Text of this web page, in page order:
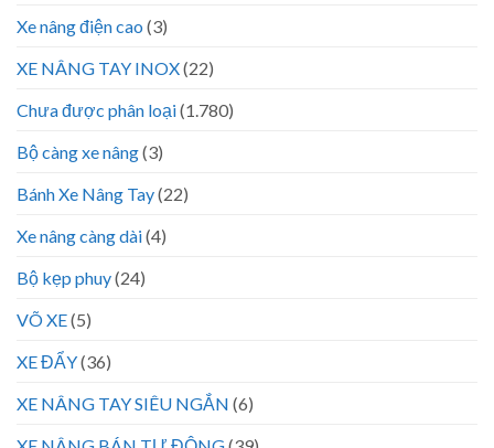
Xe nâng điện cao (3)
XE NÂNG TAY INOX(22)
Chưa được phân loại(1.780)
Bộ càng xe nâng(3)
Bánh Xe Nâng Tay(22)
Xe nâng càng dài(4)
Bộ kẹp phuy(24)
VÕ XE(5)
XE ĐẨY(36)
XE NÂNG TAY SIÊU NGẮN (6)